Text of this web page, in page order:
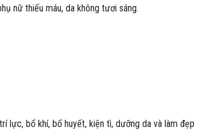
nữ thiếu máu, da không tươi sáng.
bổ khí, bổ huyết, kiện tì, dưỡng da và làm đẹp